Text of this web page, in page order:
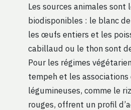
Les sources animales sont
biodisponibles : le blanc
les œufs entiers et les
cabillaud ou le thon sont
Pour les régimes
tempeh et les associations
légumineuses, comme le
rouges, offrent un profil